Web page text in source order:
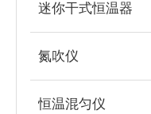
迷你干式恒温器
氮吹仪
恒温混匀仪